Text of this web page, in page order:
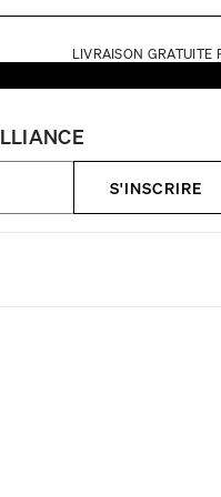
LIVRAISON GRATUITE
S'INSCRIRE